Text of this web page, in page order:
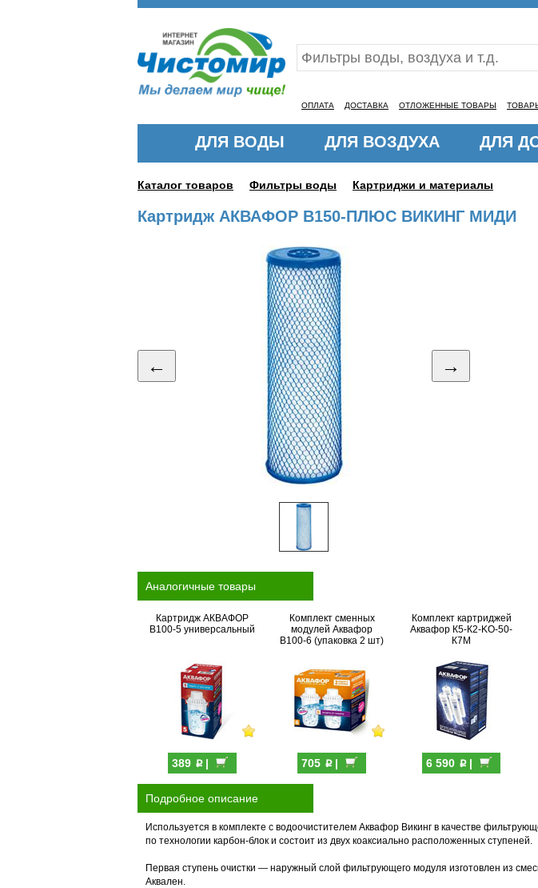
ОПЛАТА ДОСТАВКА ОТЛОЖЕННЫЕ ТОВАРЫ
ДЛЯ ВОДЫ ДЛЯ ВОЗДУХА ДЛЯ
Каталог товаров Фильтры воды Картриджи и материалы
Картридж АКВАФОР В150-ПЛЮС ВИКИНГ МИДИ
← →
Аналогичные товары
Картридж АКВАФОР
В100-5 универсальный
389 p|
Комплект сменных
модулей Аквафор
В100-6 (упаковка 2 шт)
705 p|
Комплект картриджей
Аквафор К5-К2-KO-50-
К7М
6 590 p|
Подробное описание
Используется в комплекте с водоочистителем Аквафор Викинг в качестве
по технологии карбон-блок и состоит из двух коаксиально расположенных ступеней.
Первая ступень очистки — наружный слой фильтрующего модуля изготовлен из
Аквален.